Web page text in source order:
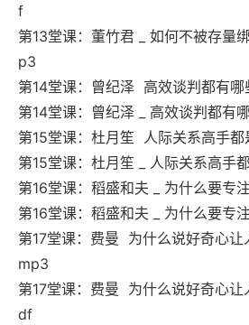
f
第13堂课：董竹君 _ 如何不被存量
p3
第14堂课：曾纪泽 高效谈判都有
第14堂课：曾纪泽 _ 高效谈判都有
第15堂课：杜月笙 人际关系高手
第15堂课：杜月笙 _ 人际关系高手
第16堂课：稻盛和夫 _ 为什么要专
第16堂课：稻盛和夫 _ 为什么要专
第17堂课：费曼 为什么说好奇心让
mp3
第17堂课：费曼 为什么说好奇心让
df